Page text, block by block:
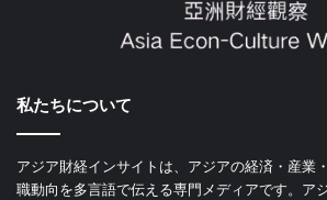
私たちについて
アジア財経インサイトは、アジアの経済・産業
職動向を多言語で伝える専門メディアです。ア